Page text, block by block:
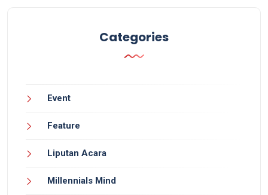
Categories
Event
Feature
Liputan Acara
Millennials Mind